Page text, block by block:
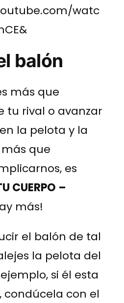
watc
balón
más que
tu rival o avanzar
la pelota y la
que
es
CUERPO –
más!
el balón de tal
la pelota del
si él esta
condúcela con el